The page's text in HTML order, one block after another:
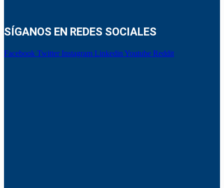
SÍGANOS EN REDES SOCIALES
Facebook Twitter Instagram Linkedin Youtube Reddit